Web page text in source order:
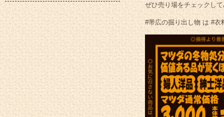
ぜひ売り場をチェックし
#帯広の掘り出し物 は #衣